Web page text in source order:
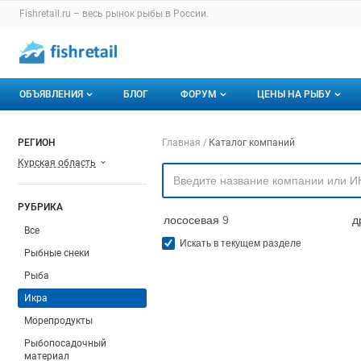
Раздел навигации по сайту fishretail.ru
Fishretail.ru – весь рынок рыбы в России.
Авторизация и меню пользователя
Навигация по разделам сайта fishretail.ru
ОБЪЯВЛЕНИЯ
Горячее предложение
БЛОГ ФОРУМ
Избранные
С моим участием
ЦЕНЫ НА РЫБУ
Актуальные
Динамика цен
РЕГИОН
Курская область
РУБРИКА
Все
Рыбные снеки
Рыба
Икра
Морепродукты
Рыбопосадочный
материал
Навигация по
Главная Каталог компаний
лососевая 9
Искать в текущем разделе